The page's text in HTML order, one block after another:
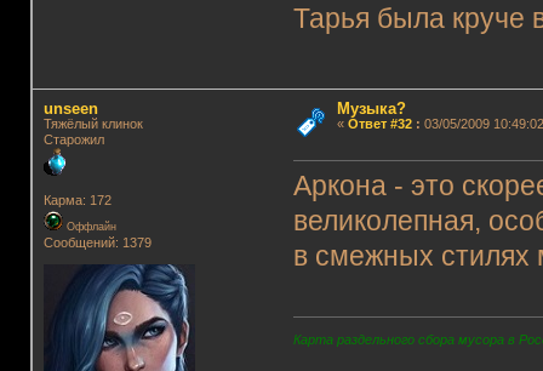
Тарья была круче
unseen
Тяжёлый клинок
Старожил
Карма: 172
Оффлайн
Сообщений: 1379
Музыка?
« Ответ #32: 03/05/2009
Аркона - это
великолепная,
в смежных стилях
Карта раздельного сбора мусора в